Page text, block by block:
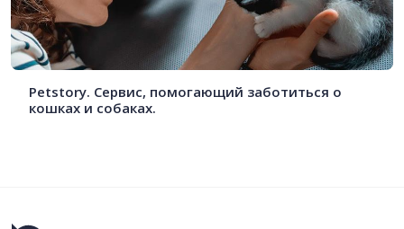
Petstory. Сервис, помогающий заботиться о
кошках и собаках.